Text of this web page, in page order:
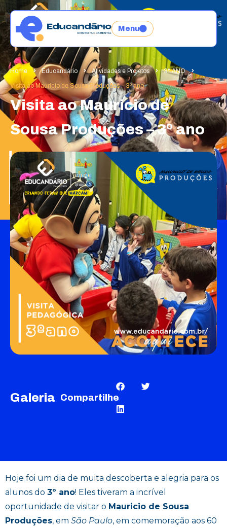
Menu
Home Educandário Atividades e Projetos 3° ANO
Visita ao Mauricio de Sousa Produções – 3º ano
Visita ao Mauricio de
Sousa Produções – 3º ano
Galeria Compartilhe
Hoje foi um dia de muita descoberta e alegria para os
alunos do 3º ano! Eles tiveram a incrível
oportunidade de visitar o Mauricio de Sousa
Produções, em São Paulo, em comemoração aos 60